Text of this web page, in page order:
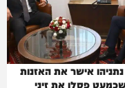
אישר את האזנות
פסלו את זיני